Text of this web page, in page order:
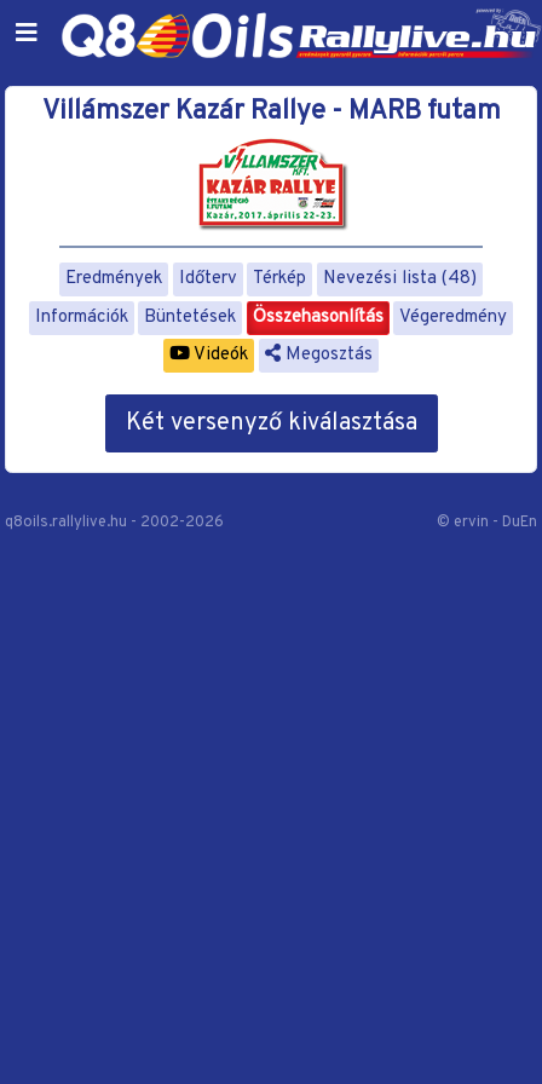
Villámszer Kazár Rallye - MARB futam
Eredmények Időterv Térkép
Nevezési lista (48)
Információk
Büntetések Összehasonlítás
Végeredmény
Videók
Megosztás
Két versenyző kiválasztása
q8oils.rallylive.hu - 2002-2026 © ervin - DuEn